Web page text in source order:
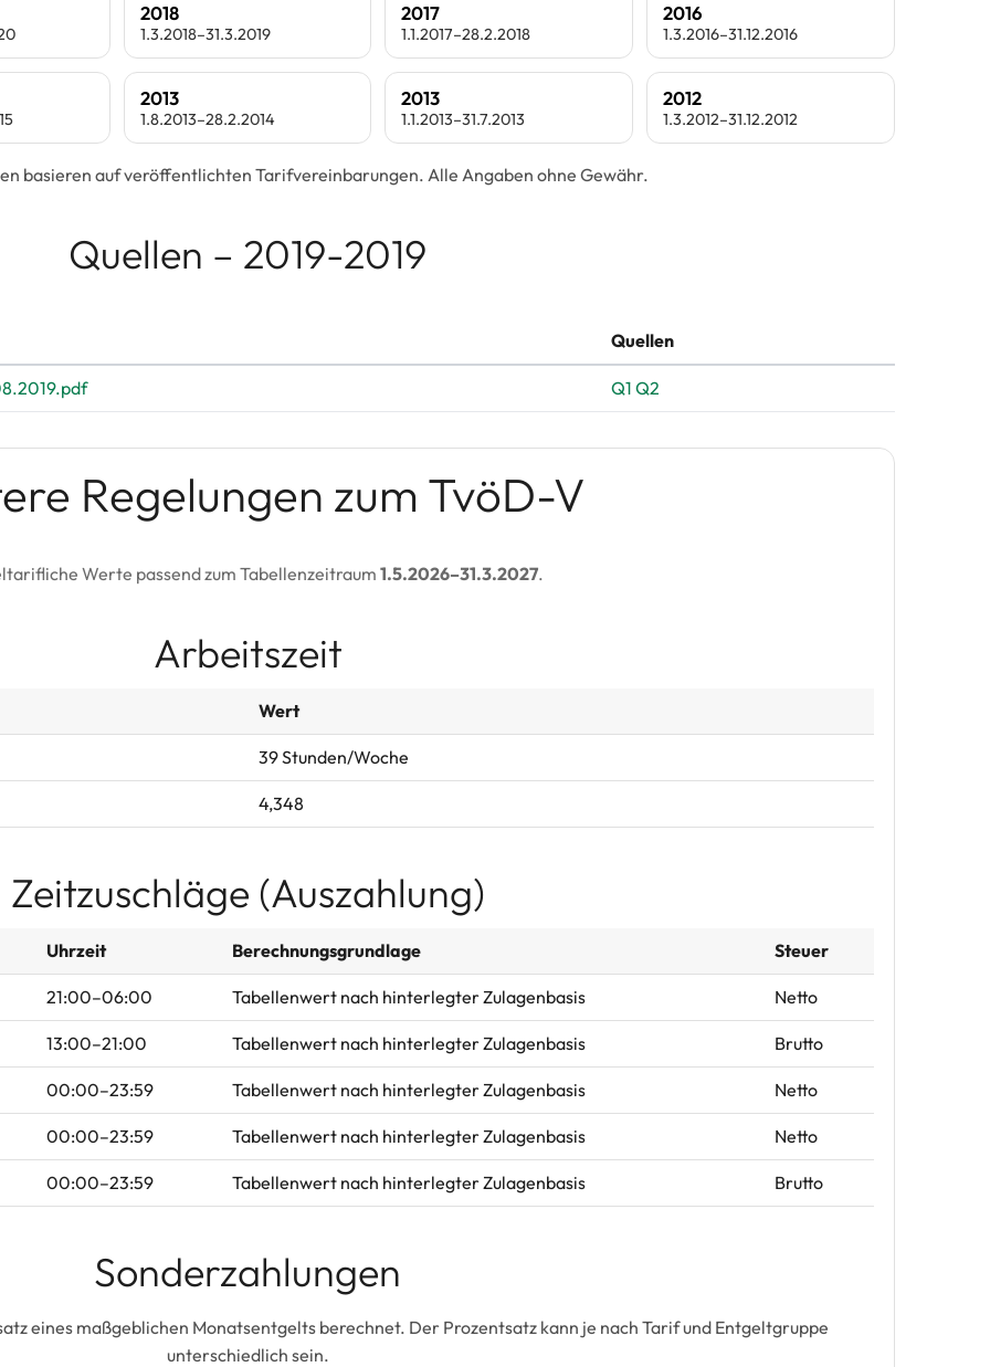
2018
1.3.2018–31.3.2019
2017
1.1.2017–28.2.2018
2016
1.3.2016–31.12.2016
2013
1.8.2013–28.2.2014
2013
1.1.2013–31.7.2013
2012
1.3.2012–31.12.2012
basieren auf veröffentlichten Tarifvereinbarungen. Alle Angaben ohne Gewähr.
Quellen – 2019-2019
Quellen
Q1 Q2
Regelungen zum TvöD-V
Werte passend zum Tabellenzeitraum 1.5.2026–31.3.2027.
Arbeitszeit
Wert
39 Stunden/Woche
4,348
Zeitzuschläge (Auszahlung)
Uhrzeit Berechnungsgrundlage Steuer
21:00–06:00 Tabellenwert nach hinterlegter Zulagenbasis Netto
13:00–21:00 Tabellenwert nach hinterlegter Zulagenbasis Brutto
00:00–23:59 Tabellenwert nach hinterlegter Zulagenbasis Netto
00:00–23:59 Tabellenwert nach hinterlegter Zulagenbasis Netto
00:00–23:59 Tabellenwert nach hinterlegter Zulagenbasis Brutto
Sonderzahlungen
eines maßgeblichen Monatsentgelts berechnet. Der Prozentsatz kann je nach Tarif und Entgeltgruppe
unterschiedlich sein.